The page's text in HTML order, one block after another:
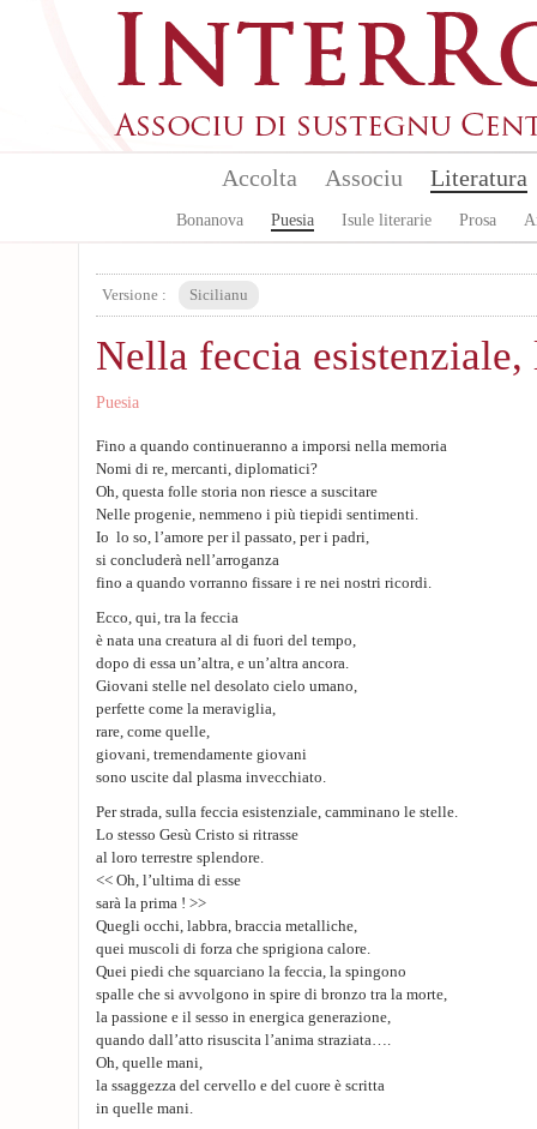
Accolta Associu Literatura
Bonanova Puesia Isule literarie Prosa
Versione : Sicilianu
Nella feccia esistenziale,
Puesia
Fino a quando continueranno a imporsi nella memoria
Nomi di re, mercanti, diplomatici?
Oh, questa folle storia non riesce a suscitare
Nelle progenie, nemmeno i più tiepidi sentimenti.
Io lo so, l’amore per il passato, per i padri,
si concluderà nell’arroganza
fino a quando vorranno fissare i re nei nostri ricordi.
Ecco, qui, tra la feccia
è nata una creatura al di fuori del tempo,
dopo di essa un’altra, e un’altra ancora.
Giovani stelle nel desolato cielo umano,
perfette come la meraviglia,
rare, come quelle,
giovani, tremendamente giovani
sono uscite dal plasma invecchiato.
Per strada, sulla feccia esistenziale, camminano le stelle.
Lo stesso Gesù Cristo si ritrasse
al loro terrestre splendore.
<< Oh, l’ultima di esse
sarà la prima ! >>
Quegli occhi, labbra, braccia metalliche,
quei muscoli di forza che sprigiona calore.
Quei piedi che squarciano la feccia, la spingono
spalle che si avvolgono in spire di bronzo tra la morte,
la passione e il sesso in energica generazione,
quando dall’atto risuscita l’anima straziata….
Oh, quelle mani,
la ssaggezza del cervello e del cuore è scritta
in quelle mani.